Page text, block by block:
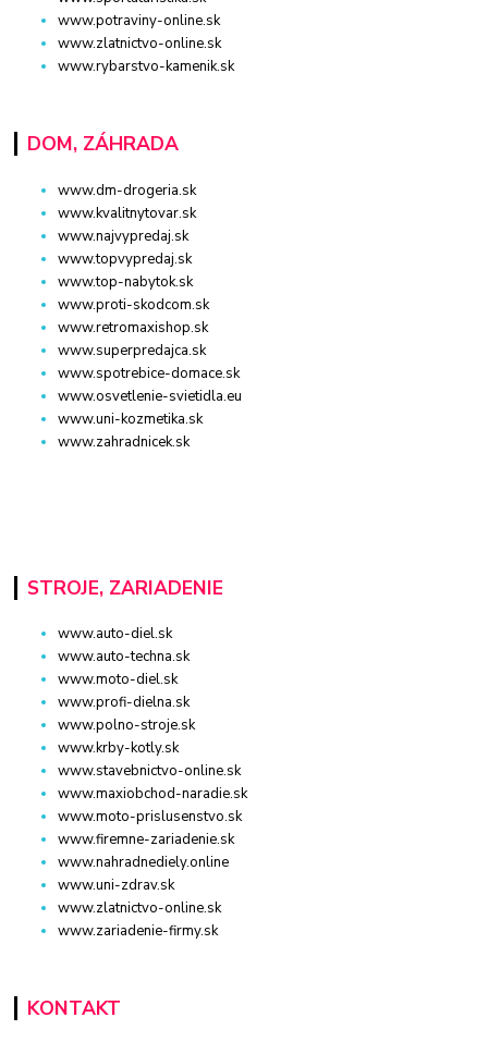
www.potraviny-online.sk
www.zlatnictvo-online.sk
www.rybarstvo-kamenik.sk
DOM, ZÁHRADA
www.dm-drogeria.sk
www.kvalitnytovar.sk
www.najvypredaj.sk
www.topvypredaj.sk
www.top-nabytok.sk
www.proti-skodcom.sk
www.retromaxishop.sk
www.superpredajca.sk
www.spotrebice-domace.sk
www.osvetlenie-svietidla.eu
www.uni-kozmetika.sk
www.zahradnicek.sk
STROJE, ZARIADENIE
www.auto-diel.sk
www.auto-techna.sk
www.moto-diel.sk
www.profi-dielna.sk
www.polno-stroje.sk
www.krby-kotly.sk
www.stavebnictvo-online.sk
www.maxiobchod-naradie.sk
www.moto-prislusenstvo.sk
www.firemne-zariadenie.sk
www.nahradnediely.online
www.uni-zdrav.sk
www.zlatnictvo-online.sk
www.zariadenie-firmy.sk
KONTAKT